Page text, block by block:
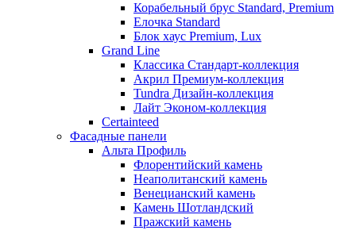
Корабельный брус Standard, Premium
Елочка Standard
Блок хаус Premium, Lux
Grand Line
Классика Стандарт-коллекция
Акрил Премиум-коллекция
Tundra Дизайн-коллекция
Лайт Эконом-коллекция
Certainteed
Фасадные панели
Альта Профиль
Флорентийский камень
Неаполитанский камень
Венецианский камень
Камень Шотландский
Пражский камень